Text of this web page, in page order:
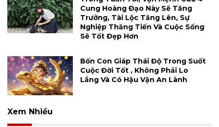
Cung Hoàng Đạo Này Sẽ Tăng
Trưởng, Tài Lộc Tăng Lên, Sự
Nghiệp Thăng Tiến Và Cuộc Sống
Sẽ Tốt Đẹp Hơn
Bốn Con Giáp Thái Độ Trong Suốt
Cuộc Đời Tốt , Không Phải Lo
Lắng Và Có Hậu Vận An Lành
Xem Nhiều